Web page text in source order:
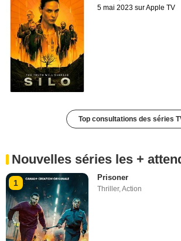
5 mai 2023 sur Apple TV
Top consultations des séries
Nouvelles séries les +
1
Prisoner
Thriller,Action